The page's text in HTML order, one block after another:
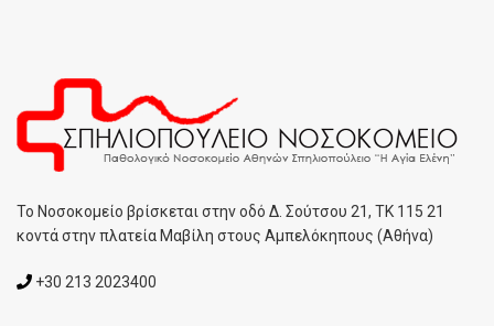
To Noσοκομείο βρίσκεται στην οδό Δ. Σούτσου 21, ΤΚ 115 21
κοντά στην πλατεία Μαβίλη στους Αμπελόκηπους (Αθήνα)
+30 213 2023400